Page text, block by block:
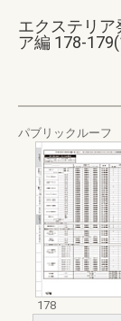
エクステリア
ア編 178-
パブリックルーフ
178